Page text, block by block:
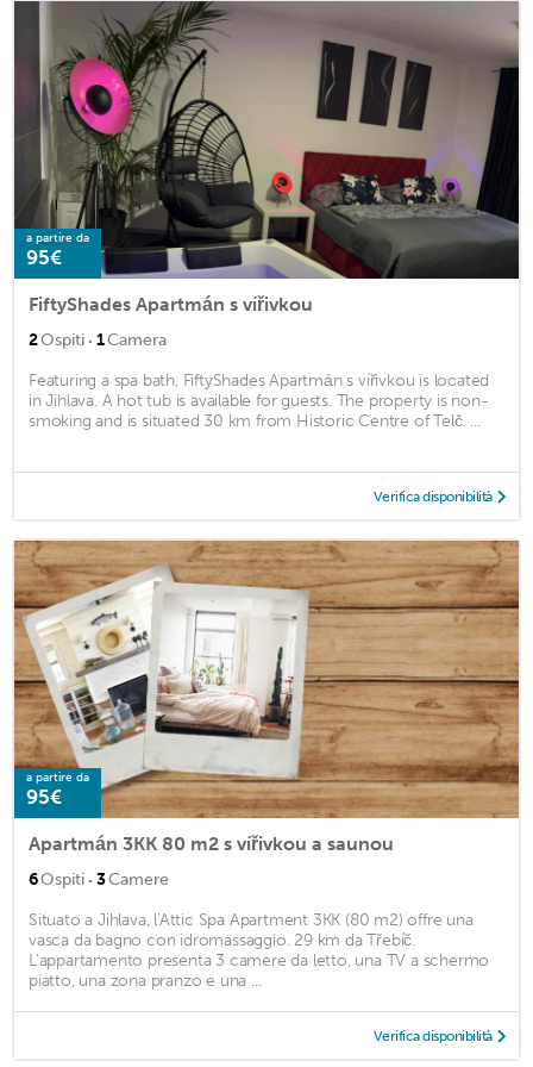
a partire da
95€
FiftyShades Apartmán s vířivkou
2Ospiti · 1Camera
Featuring a spa bath, FiftyShades Apartmán s vířivkou is located
in Jihlava. A hot tub is available for guests. The property is non-
smoking and is situated 30 km from Historic Centre of Telč. ...
Verifica disponibilità
a partire da
95€
Apartmán 3KK 80 m2 s vířivkou a saunou
6Ospiti · 3Camere
Situato a Jihlava, l'Attic Spa Apartment 3KK (80 m2) offre una
vasca da bagno con idromassaggio. 29 km da Třebíč.
L'appartamento presenta 3 camere da letto, una TV a schermo
piatto, una zona pranzo e una ...
Verifica disponibilità